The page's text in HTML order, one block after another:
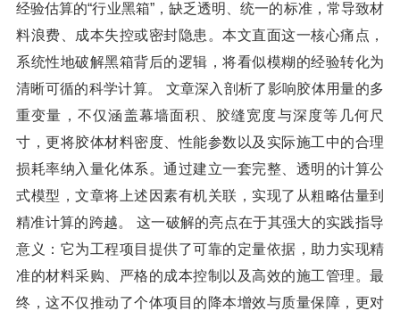
经验估算的“行业黑箱”，缺乏透明、统一的标准，常导致材
料浪费、成本失控或密封隐患。本文直面这一核心痛点，
系统性地破解黑箱背后的逻辑，将看似模糊的经验转化为
清晰可循的科学计算。 文章深入剖析了影响胶体用量的多
重变量，不仅涵盖幕墙面积、胶缝宽度与深度等几何尺
寸，更将胶体材料密度、性能参数以及实际施工中的合理
损耗率纳入量化体系。通过建立一套完整、透明的计算公
式模型，文章将上述因素有机关联，实现了从粗略估量到
精准计算的跨越。 这一破解的亮点在于其强大的实践指导
意义：它为工程项目提供了可靠的定量依据，助力实现精
准的材料采购、严格的成本控制以及高效的施工管理。最
终，这不仅推动了个体项目的降本增效与质量保障，更对